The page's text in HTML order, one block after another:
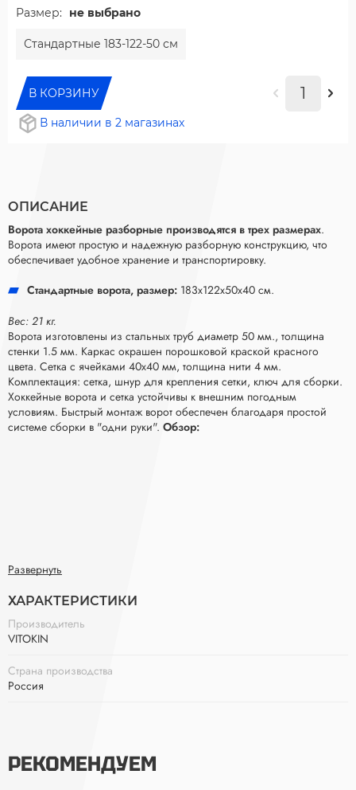
Размер: не выбрано
Стандартные 183-122-50 см
В КОРЗИНУ
В наличии в 2 магазинах
ОПИСАНИЕ
Ворота хоккейные разборные производятся в трех размерах.
Ворота имеют простую и надежную разборную конструкцию, что
обеспечивает удобное хранение и транспортировку.
Стандартные ворота, размер: 183х122х50х40 см.
Вес: 21 кг.
Ворота изготовлены из стальных труб диаметр 50 мм., толщина
стенки 1.5 мм. Каркас окрашен порошковой краской красного
цвета. Сетка с ячейками 40х40 мм, толщина нити 4 мм.
Комплектация: сетка, шнур для крепления сетки, ключ для сборки.
Хоккейные ворота и сетка устойчивы к внешним погодным
условиям. Быстрый монтаж ворот обеспечен благодаря простой
системе сборки в "одни руки". Обзор:
Развернуть
ХАРАКТЕРИСТИКИ
Производитель
VITOKIN
Страна производства
Россия
РЕКОМЕНДУЕМ